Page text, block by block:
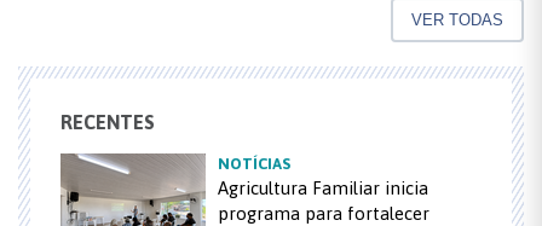
VER TODAS
RECENTES
NOTÍCIAS
Agricultura Familiar inicia
programa para fortalecer